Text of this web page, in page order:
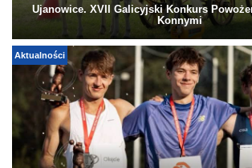
Ujanowice. XVII Galicyjski Konkurs
Konnymi
Aktualności